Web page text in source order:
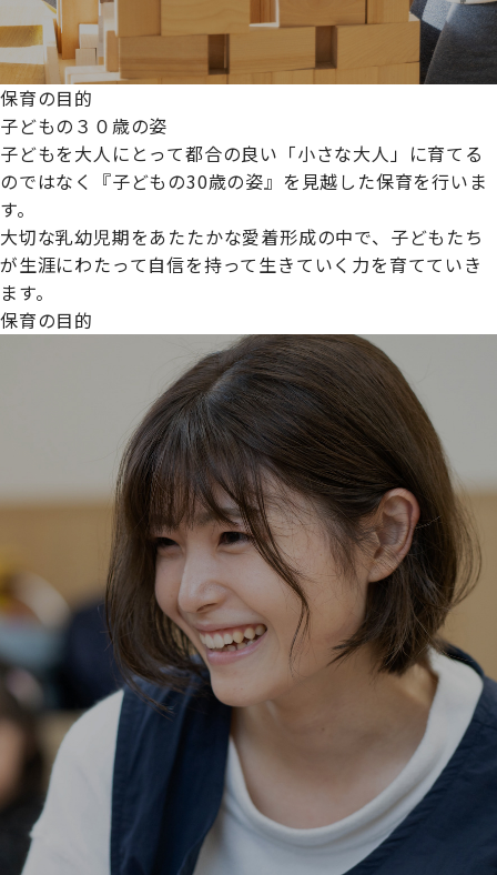
プライムスターほいくえんグループは女性が安心して働き
続けられる環境づくりに取り組んでおり、厚生労働省の
【えるぼし認定(☆☆)】
保育の目的
子どもの３０歳の姿
子どもを大人にとって都合の良い「小さな大人」に育てる
のではなく『子どもの30歳の姿』を見越した保育を行いま
す。
大切な乳幼児期をあたたかな愛着形成の中で、子どもたち
が生涯にわたって自信を持って生きていく力を育てていき
ます。
保育の目的